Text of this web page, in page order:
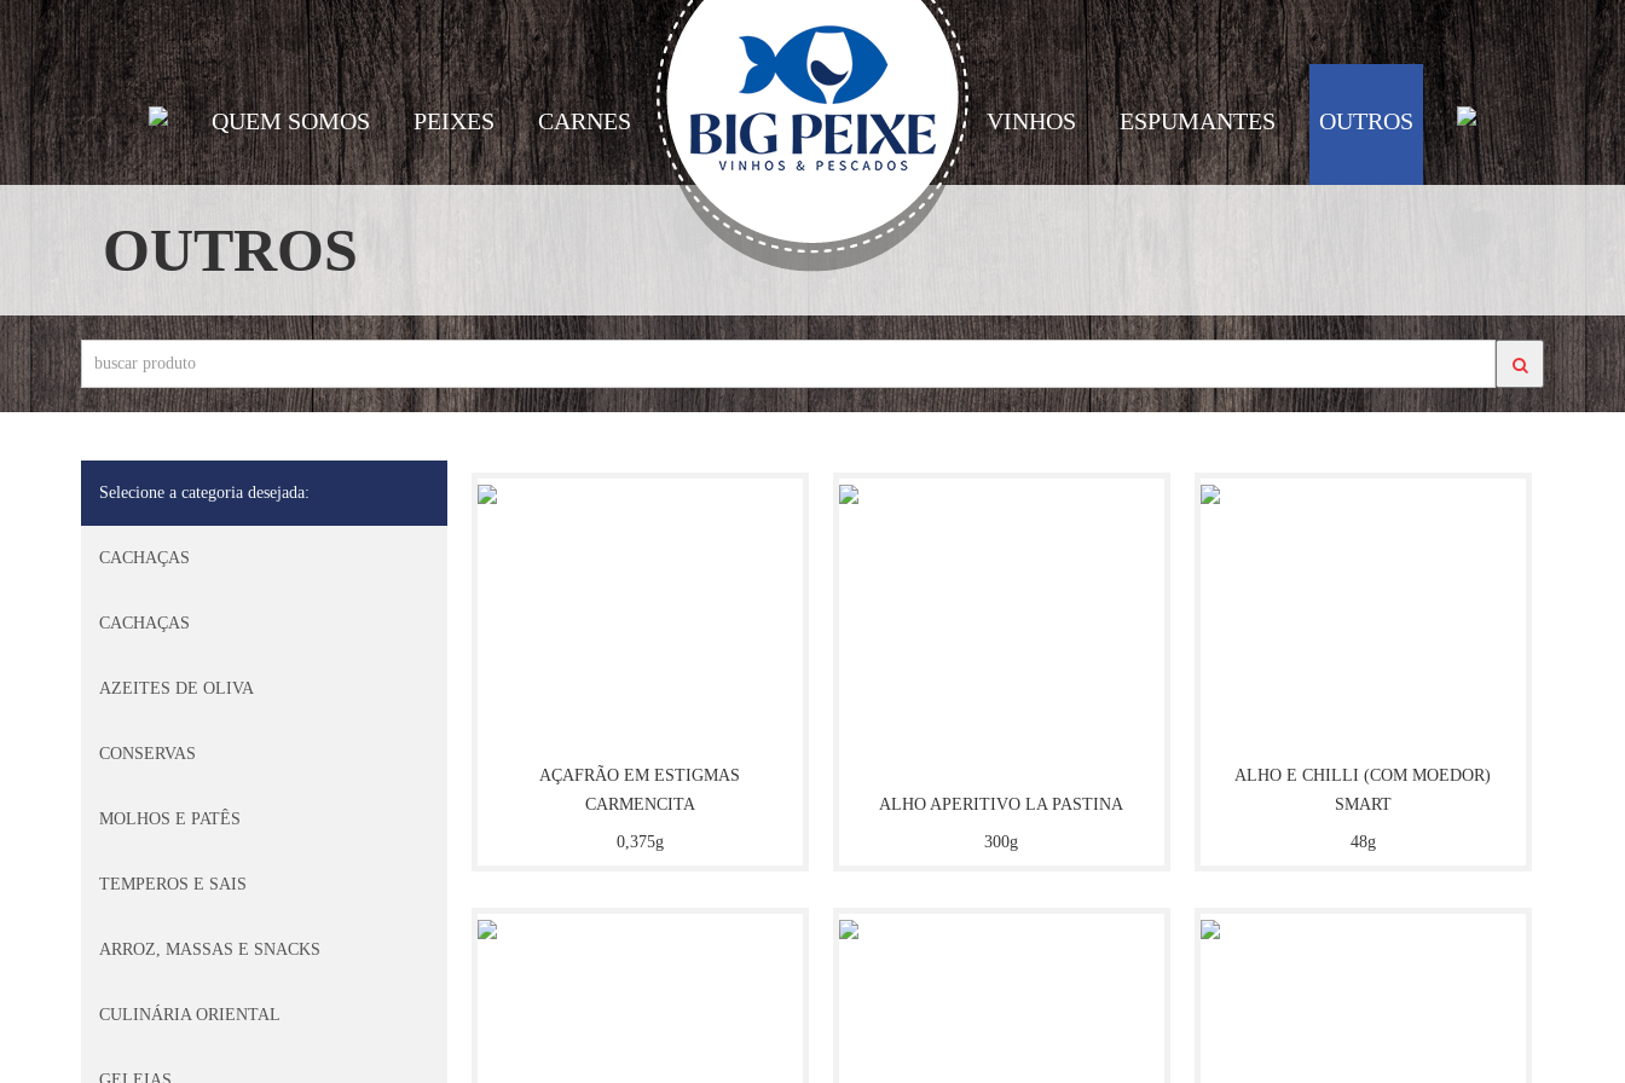
QUEM SOMOS PEIXES CARNES VINHOS ESPUMANTES OUTROS
OUTROS
Selecione a categoria desejada:
CACHAÇAS
CACHAÇAS
AZEITES DE OLIVA
CONSERVAS
MOLHOS E PATÊS
TEMPEROS E SAIS
ARROZ, MASSAS E SNACKS
CULINÁRIA ORIENTAL
AÇAFRÃO EM ESTIGMAS
CARMENCITA
0,375g
ALHO APERITIVO LA PASTINA
300g
ALHO E CHILLI (COM MOEDOR)
SMART
48g